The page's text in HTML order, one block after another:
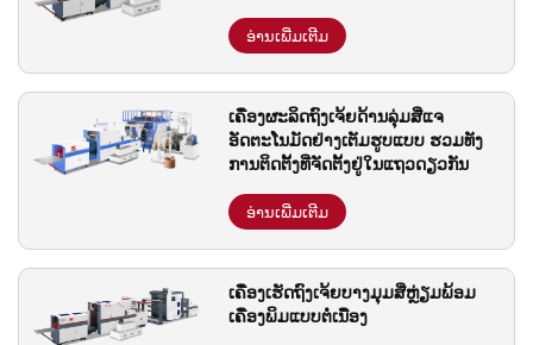
ອ່ານເພີ່ມເຕີມ
ເຄື່ອງຜະລິດຖົງເຈ້ຍດ້ານລຸ່ມສີ່ແຈ
ອັດຕະໂນມັດຢ່າງເຕັມຮູບແບບ ຮວມທັງ
ການຕິດຕັ້ງທີ່ຈັດຕັ້ງຢູ່ໃນແຖວດຽວກັນ
ອ່ານເພີ່ມເຕີມ
ເຄື່ອງເຮັດຖົງເຈ້ຍບາງມຸມສີ່ຫຼ່ຽມພ້ອມ
ເຄື່ອງພິມແບບຕໍ່ເນື່ອງ